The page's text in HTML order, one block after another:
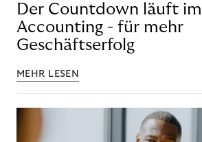
Der Countdown läuft im
Accounting - für mehr
Geschäftserfolg
MEHR LESEN